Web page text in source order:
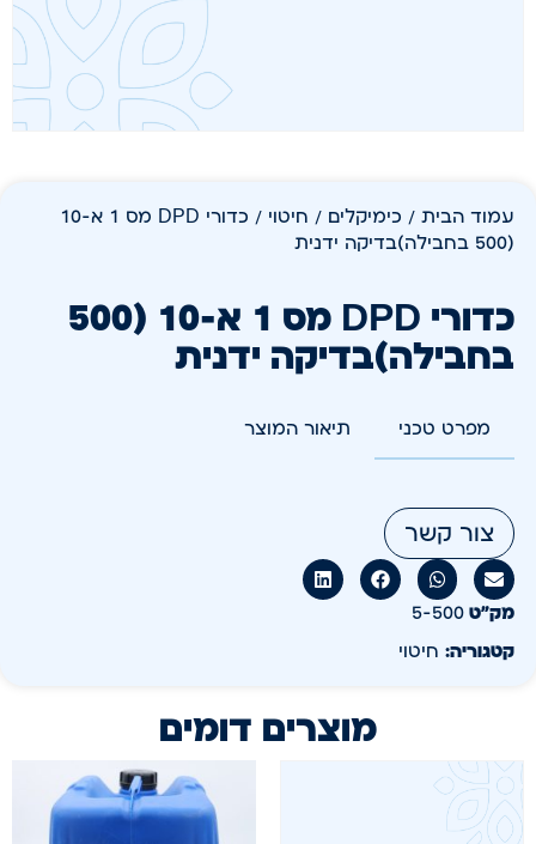
עמוד הבית / כימיקלים / חיטוי
/ כדורי DPD מס 1 א-10
(500 בחבילה)בדיקה ידנית
כדורי DPD מס 1 א-10 (500
בחבילה)בדיקה ידנית
מפרט טכני תיאור המוצר
צור קשר
מק״ט 5-500
קטגוריה: חיטוי
מוצרים דומים